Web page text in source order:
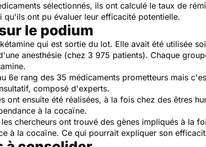
sélectionnés, ils ont calculé le taux de
qu'ils ont pu évaluer leur efficacité potentielle.
le podium
qui est sortie du lot. Elle avait été utilisée
anesthésie (chez 3 975 patients). Chaque
6e rang des 35 médicaments prometteurs mais
composé d'experts.
ont ensuite été réalisées, à la fois chez des êtres
à la cocaïne.
chercheurs ont trouvé des gènes impliqués à la
à la cocaïne. Ce qui pourrait expliquer son